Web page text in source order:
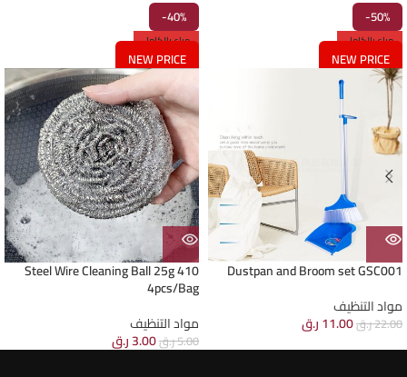
-50%
مباع بالكامل
NEW PRICE
Dustpan and Broom set GSC001
مواد التنظيف
22.00ر.ق11.00ر.ق
-40%
مباع بالكامل
NEW PRICE
410 Steel Wire Cleaning Ball 25g
4pcs/Bag
مواد التنظيف
5.00ر.ق3.00ر.ق